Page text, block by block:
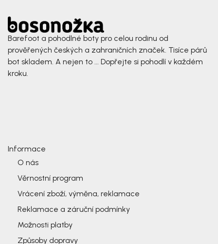
Barefoot a pohodlné boty pro celou rodinu od
prověřených českých a zahraničních značek. Tisíce párů
bot skladem. A nejen to ... Dopřejte si pohodlí v každém
kroku.
Informace
O nás
Věrnostní program
Vrácení zboží, výměna, reklamace
Reklamace a záruční podmínky
Možnosti platby
Způsoby dopravy